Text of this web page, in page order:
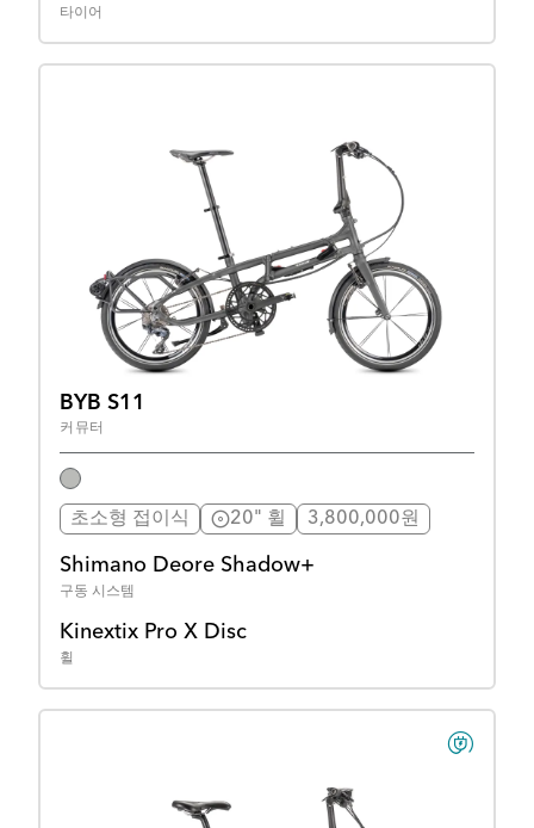
타이어
BYB S11
커뮤터
초소형 접이식 20" 휠 3,800,000원
Shimano Deore Shadow+
구동 시스템
Kinextix Pro X Disc
휠